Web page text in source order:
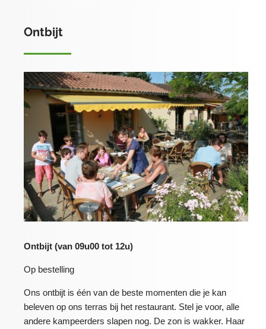
Ontbijt
Ontbijt (van 09u00 tot 12u)
Op bestelling
Ons ontbijt is één van de beste momenten die je kan
beleven op ons terras bij het restaurant. Stel je voor, alle
andere kampeerders slapen nog. De zon is wakker. Haar